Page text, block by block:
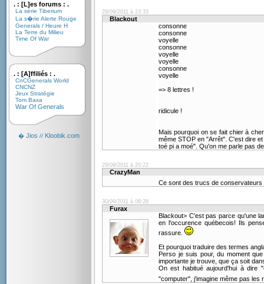
. : [L]es forums : .
La série Tiberium
La s�rie Alerte Rouge
Generals / Heure H
La Terre du Milieu
Time Of War
. : [A]ffiliés : .
CnCGenerals World
CNCNZ
Jeux Stratégie
Tom Baxa
War Of Generals
� Jios // Kloobik.com
28/09/2011 à 23:33
Blackout
consonne
consonne
voyelle
consonne
voyelle
voyelle
consonne
voyelle
=> 8 lettres !
ridicule !
Mais pourquoi on se fait chier à
même STOP en "Arrêt". C'est dire
toé pi a moé". Qu'on me parle pas
29/09/2011 à 20:22
CrazyMan
Ce sont des trucs de
30/09/2011 à 08:28
Furax
Blackout> C'est pas parce qu'une
en l'occurence québecois! Ils
rassure.
Et pourquoi traduire des termes
Perso je suis pour, du moment
importante je trouve, que ça soit
On est habitué aujourd'hui à dire
"computer", j'imagine même pas les